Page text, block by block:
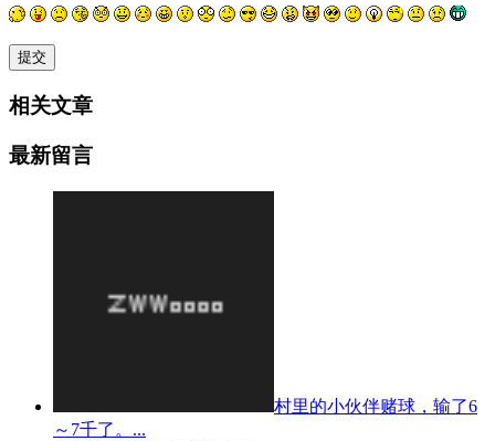
相关文章
最新留言
村里的小伙伴赌球，输了6
～7千了。...